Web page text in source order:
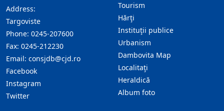
Address:
Targoviste
Phone: 0245-207600
Fax: 0245-212230
Email: consjdb@cjd.ro
Facebook
Instagram
Twitter
Tourism
Hărţi
Instituţii publice
Urbanism
Dambovita Map
Localitaţi
Heraldică
Album foto